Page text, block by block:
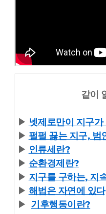
같이
▶ 넷제로만이 지구가
▶ 펄펄 끓는 지구, 범
▶ 인류세란?
▶ 순환경제란?
▶ 지구를 구하는, 지
▶ 해법은 자연에 있
▶ 기후행동이란?